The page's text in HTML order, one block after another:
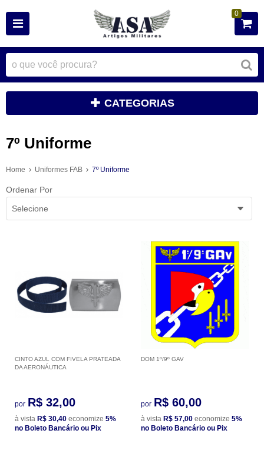
0
CATEGORIAS
7º Uniforme
Home Uniformes FAB 7º Uniforme
Ordenar Por
Selecione
CINTO AZUL COM FIVELA PRATEADA
DA AERONÁUTICA
por R$ 32,00
à vista R$ 30,40 economize 5%
no Boleto Bancário ou Pix
DOM 1º/9º GAV
por R$ 60,00
à vista R$ 57,00 economize 5%
no Boleto Bancário ou Pix